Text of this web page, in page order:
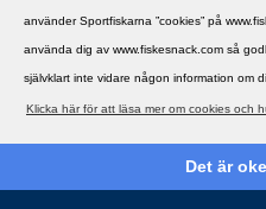
använder Sportfiskarna ”cookies” på
använda dig av www.fiskesnack.com så
självklart inte vidare någon information om
Klicka här för att läsa mer om cookies och
Det är